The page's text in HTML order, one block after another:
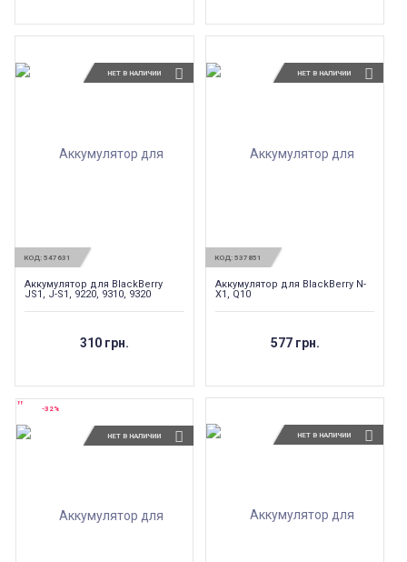
НЕТ В НАЛИЧИИ
КОД: 547631
Аккумулятор для BlackBerry
JS1, J-S1, 9220, 9310, 9320
310 грн.
НЕТ В НАЛИЧИИ
КОД: 537851
Аккумулятор для BlackBerry N-
X1, Q10
577 грн.
НЕТ В НАЛИЧИИ
-32%
НЕТ В НАЛИЧИИ